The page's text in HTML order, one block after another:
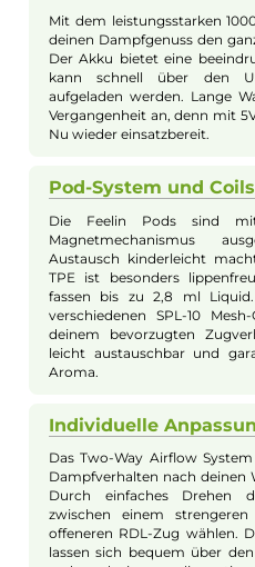
auch für die 3-stufige
verwendet, was in
Variante jeweils 3
(0,6 Ohm: 18,0/19,5/22,0 W &
gewählte Leistungsstufe
LEDs am Mod visuell
geformtes Mundstück aus
transparente Tankeinheit
ml Liquid fassen kann. Das
Füllung mit Silikondichtung
trifft dort auf die dampf- und
Mesh-Coils. Diese sind dank
wechseln und stehen mit
RDL-Dampfverhalten und
MTL/Backdampfverhalten
Zugverhalten lässt sich der
Zwei-Wege-Luftströmung
strengeren MTL- oder eines
einstellen. Dank dreier
sind die Pods zudem
Hinweis: Der Nevoks SPL-
ist nicht mit dem Feelin Pod